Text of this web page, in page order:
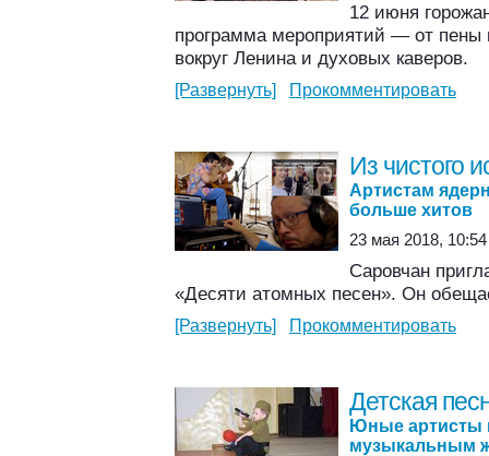
12 июня
программа мероприятий — от пены
вокруг Ленина и духовых каверов.
[Развернуть] Прокомментировать
Из чистого
Артистам
больше хитов
23 мая 2018,
Саровчан
«Десяти атомных песен». Он
[Развернуть] Прокомментировать
Детская
Юные артисты
музыкальным